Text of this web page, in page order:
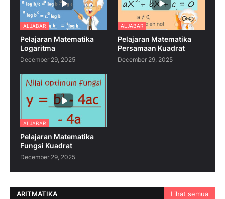
ALJABAR
Pelajaran Matematika
Logaritma
December 29, 2025
ALJABAR
Pelajaran Matematika
Persamaan Kuadrat
December 29, 2025
ALJABAR
Pelajaran Matematika
Fungsi Kuadrat
December 29, 2025
ARITMATIKA Lihat semua